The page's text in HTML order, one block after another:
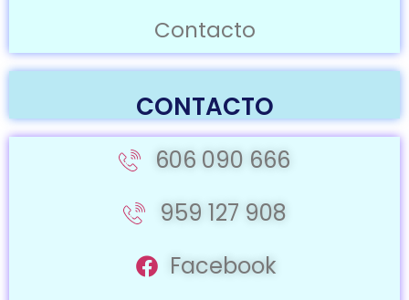
Contacto
CONTACTO
606 090 666
959 127 908
Facebook